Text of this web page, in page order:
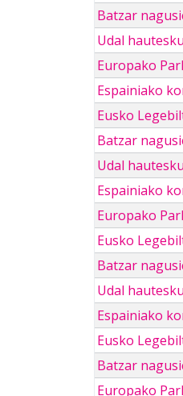
Batzar
Udal
Europako
Espainiako
Eusko
Batzar
Udal
Espainiako
Europako
Eusko
Batzar
Udal
Espainiako
Eusko
Batzar
Europako